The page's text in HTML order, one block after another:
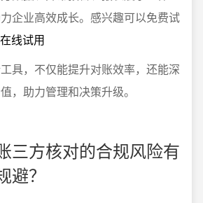
企业高效成长。感兴趣可以免费试
线试用
具，不仅能提升对账效率，还能深
，助力管理和决策升级。
三方核对的合规风险有
避？